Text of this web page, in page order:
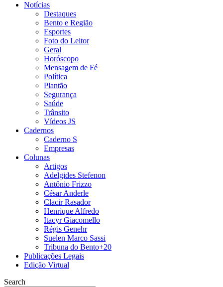
Notícias
Destaques
Bento e Região
Esportes
Foto do Leitor
Geral
Horóscopo
Mensagem de Fé
Política
Plantão
Segurança
Saúde
Trânsito
Vídeos JS
Cadernos
Caderno S
Empresas
Colunas
Artigos
Adelgides Stefenon
Antônio Frizzo
César Anderle
Clacir Rasador
Henrique Alfredo
Itacyr Giacomello
Régis Genehr
Suelen Marco Sassi
Tribuna do Bento+20
Publicações Legais
Edição Virtual
Search